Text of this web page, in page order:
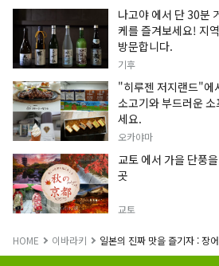
나고야 에서 단 30분
케를 즐겨보세요! 지
방문합니다.
기후
"히루젠 저지랜드"에
소고기와 부드러운
세요.
오카야마
교토 에서 가을 단풍
곳
교토
HOME 이바라키 일본의 진짜 맛을 즐기자 : 장